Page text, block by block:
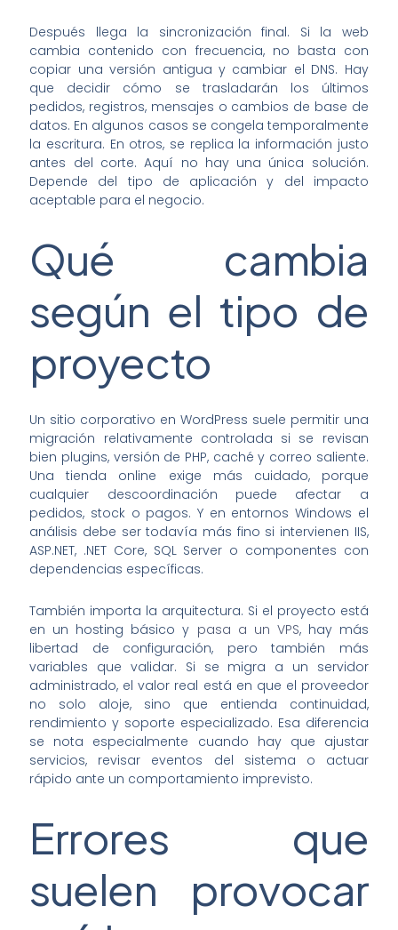
Después llega la sincronización final. Si la web
cambia contenido con frecuencia, no basta con
copiar una versión antigua y cambiar el DNS. Hay
que decidir cómo se trasladarán los últimos
pedidos, registros, mensajes o cambios de base de
datos. En algunos casos se congela temporalmente
la escritura. En otros, se replica la información justo
antes del corte. Aquí no hay una única solución.
Depende del tipo de aplicación y del impacto
aceptable para el negocio.
Qué cambia
según el tipo de
proyecto
Un sitio corporativo en WordPress suele permitir una
migración relativamente controlada si se revisan
bien plugins, versión de PHP, caché y correo saliente.
Una tienda online exige más cuidado, porque
cualquier descoordinación puede afectar a
pedidos, stock o pagos. Y en entornos Windows el
análisis debe ser todavía más fino si intervienen IIS,
ASP.NET, .NET Core, SQL Server o componentes con
dependencias específicas.
También importa la arquitectura. Si el proyecto está
en un hosting básico y pasa a un VPS, hay más
libertad de configuración, pero también más
variables que validar. Si se migra a un servidor
administrado, el valor real está en que el proveedor
no solo aloje, sino que entienda continuidad,
rendimiento y soporte especializado. Esa diferencia
se nota especialmente cuando hay que ajustar
servicios, revisar eventos del sistema o actuar
rápido ante un comportamiento imprevisto.
Errores que
suelen provocar